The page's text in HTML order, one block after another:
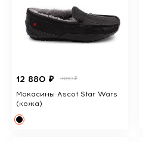
12 880 ₽ 16890 ₽
Мокасины Ascot Star Wars
(кожа)